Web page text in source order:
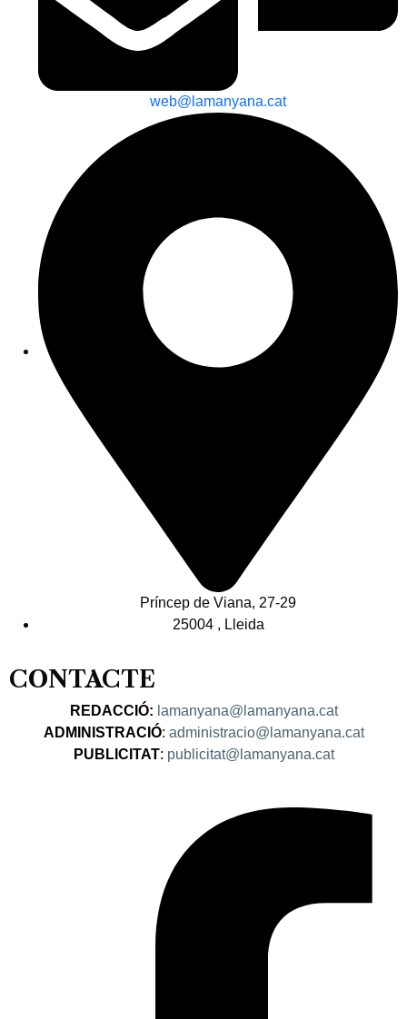
web@lamanyana.cat
Príncep de Viana, 27-29
25004 , Lleida
CONTACTE
REDACCIÓ: lamanyana@lamanyana.cat
ADMINISTRACIÓ: administracio@lamanyana.cat
PUBLICITAT: publicitat@lamanyana.cat